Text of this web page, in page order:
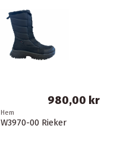
Hem
W3970-00 Rieker
980,00 kr